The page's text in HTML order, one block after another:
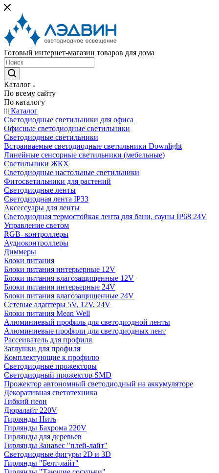
Готовый интернет-магазин товаров для дома
Каталог
По всему сайту
По каталогу
Каталог
Светодиодные светильники для офиса
Офисные светодиодные светильники
Светодиодные светильники
Встраиваемые светодиодные светильники Downlight
Линейные сенсорные светильники (мебельные)
Светильники ЖКХ
Светодиодные настольные светильники
Фитосветильники для растений
Светодиодные ленты
Светодиодная лента IP33
Аксессуары для ленты
Светодиодная термостойкая лента для бани, сауны IP68 24V
Управление светом
RGB- контроллеры
Аудиоконтроллеры
Диммеры
Блоки питания
Блоки питания интерьерные 12V
Блоки питания влагозащищенные 12V
Блоки питания интерьерные 24V
Блоки питания влагозащищенные 24V
Сетевые адаптеры 5V, 12V, 24V
Блоки питания Mean Well
Алюминиевый профиль для светодиодной ленты
Алюминиевые профили для светодиодных лент
Рассеиватель для профиля
Заглушки для профиля
Комплектующие к профилю
Светодиодные прожекторы
Светодиодный прожектор SMD
Прожектор автономный светодиодный на аккумуляторе
Декоративная светотехника
Гибкий неон
Дюралайт 220V
Гирлянды Нить
Гирлянды Бахрома 220V
Гирлянды для деревьев
Гирлянды Занавес "плей-лайт"
Светодиодные фигуры 2D и 3D
Гирлянды "Белт-лайт"